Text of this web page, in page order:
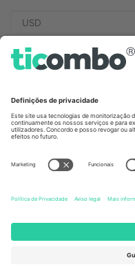
Escritórios Ticombo
Germany
Unter den Linden 24, 10117
Berlin, Germany
131 Continental Dr, Suite 305,
States